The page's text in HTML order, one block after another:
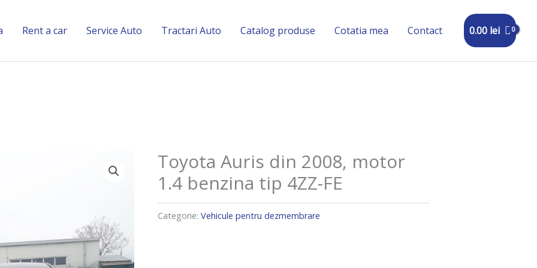
Rent a car Service Auto Tractari Auto Catalog produse Cotatia mea Contact 0.00 lei
Toyota Auris din 2008, motor
1.4 benzina tip 4ZZ-FE
Categorie:Vehicule pentru dezmembrare